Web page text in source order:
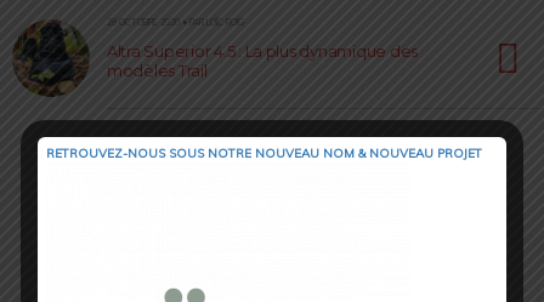
28 OCTOBRE 2020 • PAR LOÏC ROIG
Altra Superior 4.5 : La plus dynamique des
modèles Trail
RETROUVEZ-NOUS SOUS NOTRE NOUVEAU NOM & NOUVEAU PROJET